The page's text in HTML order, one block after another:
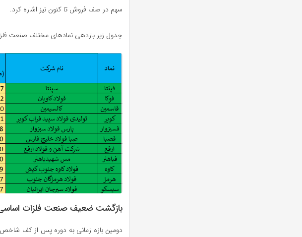
سهم در صف فروش تا کنون نیز اشاره کرد.
جدول زیر بازدهی نماد‌های مختلف صنعت فلزات اساسی را در
بازگشت ضعیف صنعت فلزات